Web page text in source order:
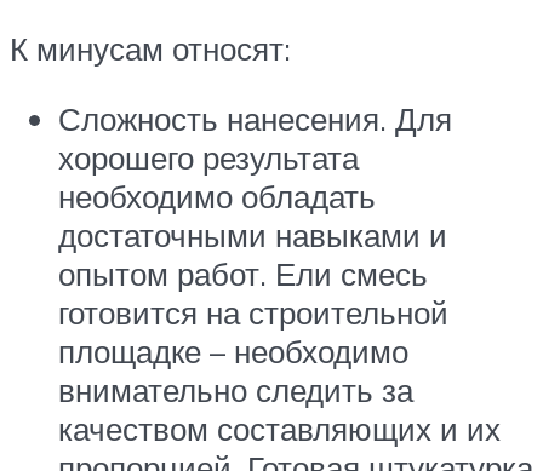
К минусам относят:
Сложность нанесения. Для
хорошего результата
необходимо обладать
достаточными навыками и
опытом работ. Ели смесь
готовится на строительной
площадке – необходимо
внимательно следить за
качеством составляющих и их